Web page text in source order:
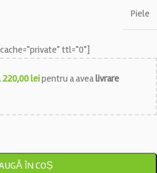
Piele
ttl="0"]
220,00leipentru a avealivrare
ÎN COȘ